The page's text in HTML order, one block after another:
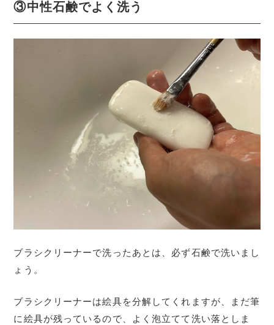
③中性石鹸でよく洗う
ブラシクリーナーで洗ったあとは、必ず石鹸で洗いまし
ょう。
ブラシクリーナーは絵具を分解してくれますが、まだ筆
に絵具が残っているので、よく泡立てて洗い落としま